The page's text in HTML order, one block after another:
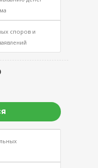
споров и